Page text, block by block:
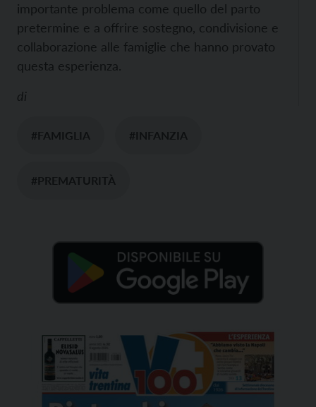
importante problema come quello del parto
pretermine e a offrire sostegno, condivisione e
collaborazione alle famiglie che hanno provato
questa esperienza.
di
#FAMIGLIA #INFANZIA
#PREMATURITÀ